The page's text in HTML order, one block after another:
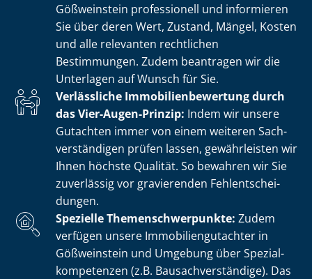
Gößweinstein professionell und informieren
Sie über deren Wert, Zustand, Mängel, Kosten
und alle relevanten rechtlichen
Bestimmungen. Zudem beantragen wir die
Unterlagen auf Wunsch für Sie.
Verlässliche Im­mo­bi­li­en­be­wer­tung durch
das Vier-Augen-Prinzip: Indem wir unsere
Gutachten immer von einem weiteren Sach­
ver­stän­di­gen prüfen lassen, gewährleisten wir
Ihnen höchste Qualität. So bewahren wir Sie
zuverlässig vor gravierenden Fehl­ent­schei­
dun­gen.
Spezielle The­men­schwer­punk­te: Zudem
verfügen unsere Im­mo­bi­li­en­gut­ach­ter in
Gößweinstein und Umgebung über Spe­zi­al­
kom­pe­ten­zen (z.B. Bau­sach­ver­stän­di­ge). Das